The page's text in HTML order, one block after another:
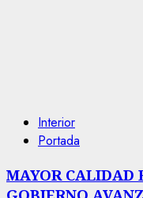
Interior
Portada
MAYOR CALIDAD